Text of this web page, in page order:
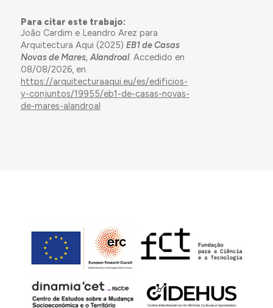
Para citar este trabajo:
João Cardim e Leandro Arez para
Arquitectura Aqui (2025) EB1 de Casas
Novas de Mares, Alandroal. Accedido en
08/08/2026, en
https://arquitecturaaqui.eu/es/edificios-
y-conjuntos/19955/eb1-de-casas-novas-
de-mares-alandroal